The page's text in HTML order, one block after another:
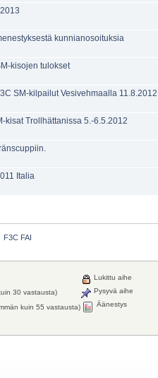
kunnianosoituksia
kisojen tulokset
SM-kilpailut Vesivehmaalla 11.8.2012
kisat Trollhättanissa 5.-6.5.2012
Italia
F3C FAI
30 vastausta)
kuin 55 vastausta)
Lukittu aihe
Pysyvä aihe
Äänestys